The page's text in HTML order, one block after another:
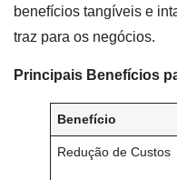
benefícios tangíveis e
traz para os negócios.
Principais Benefícios
Benefício
Redução de Custos